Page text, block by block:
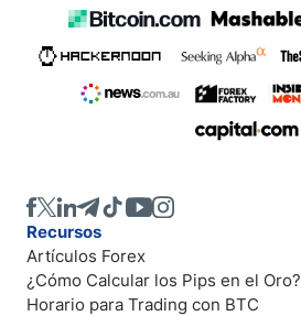
Recursos
Artículos Forex
¿Cómo Calcular los Pips en el Oro?
Horario para Trading con BTC